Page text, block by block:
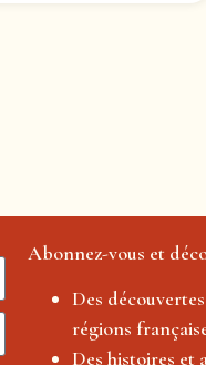
Abonnez-vous et
Des
régions
Des histoires et